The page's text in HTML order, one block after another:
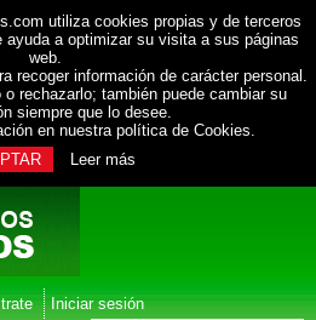
utiliza cookies propias y de terceros
ayuda a optimizar su visita a sus páginas
web.
recoger información de carácter personal.
rechazarlo; también puede cambiar su
siempre que lo desee.
en nuestrapolítica de Cookies.
Leer más
Iniciar sesión